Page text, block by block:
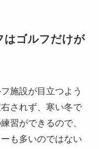
はゴルフだけが
施設が目立つよう
されず、寒い冬で
習ができるので、
も多いのではない